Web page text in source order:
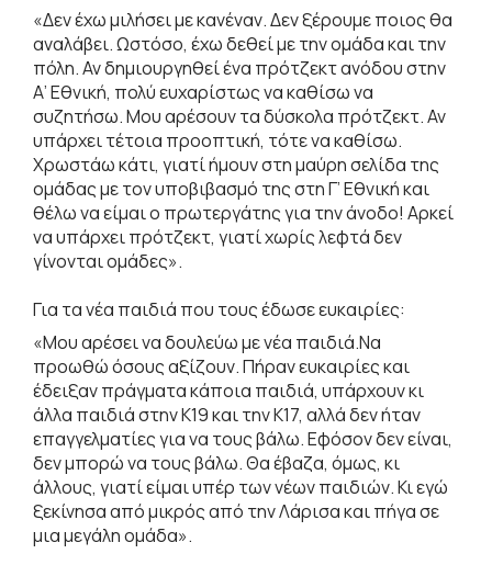
«Δεν έχω μιλήσει με κανέναν. Δεν ξέρουμε ποιος θα
αναλάβει. Ωστόσο, έχω δεθεί με την ομάδα και την
πόλη. Αν δημιουργηθεί ένα πρότζεκτ ανόδου στην
Α’ Εθνική, πολύ ευχαρίστως να καθίσω να
συζητήσω. Μου αρέσουν τα δύσκολα πρότζεκτ. Αν
υπάρχει τέτοια προοπτική, τότε να καθίσω.
Χρωστάω κάτι, γιατί ήμουν στη μαύρη σελίδα της
ομάδας με τον υποβιβασμό της στη Γ’ Εθνική και
θέλω να είμαι ο πρωτεργάτης για την άνοδο! Αρκεί
να υπάρχει πρότζεκτ, γιατί χωρίς λεφτά δεν
γίνονται ομάδες».
Για τα νέα παιδιά που τους έδωσε ευκαιρίες:
«Μου αρέσει να δουλεύω με νέα παιδιά.Να
προωθώ όσους αξίζουν. Πήραν ευκαιρίες και
έδειξαν πράγματα κάποια παιδιά, υπάρχουν κι
άλλα παιδιά στην Κ19 και την Κ17, αλλά δεν ήταν
επαγγελματίες για να τους βάλω. Εφόσον δεν είναι,
δεν μπορώ να τους βάλω. Θα έβαζα, όμως, κι
άλλους, γιατί είμαι υπέρ των νέων παιδιών. Κι εγώ
ξεκίνησα από μικρός από την Λάρισα και πήγα σε
μια μεγάλη ομάδα».